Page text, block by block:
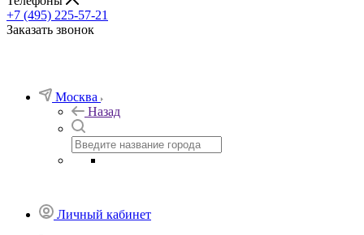
+7 (495) 225-57-21
Заказать звонок
Москва
Назад
Личный кабинет